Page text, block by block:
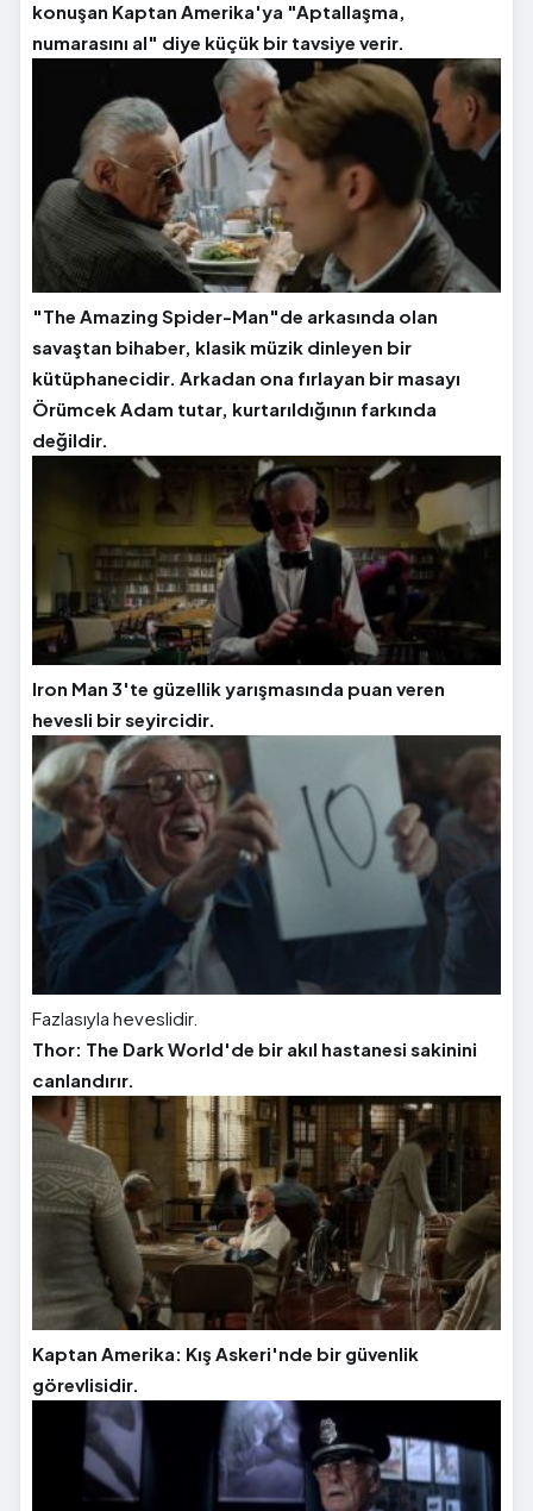
konuşan Kaptan Amerika'ya "Aptallaşma,
numarasını al" diye küçük bir tavsiye verir.
"The Amazing Spider-Man"de arkasında olan
savaştan bihaber, klasik müzik dinleyen bir
kütüphanecidir. Arkadan ona fırlayan bir masayı
Örümcek Adam tutar, kurtarıldığının farkında
değildir.
Iron Man 3'te güzellik yarışmasında puan veren
hevesli bir seyircidir.
Fazlasıyla heveslidir.
Thor: The Dark World'de bir akıl hastanesi sakinini
canlandırır.
Kaptan Amerika: Kış Askeri'nde bir güvenlik
görevlisidir.